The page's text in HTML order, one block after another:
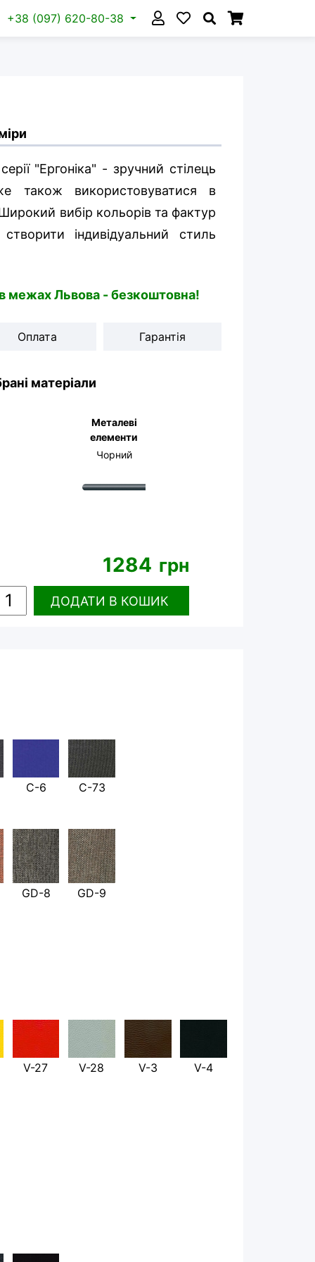
+38 (097) 620-80-38
"Ергоніка" - зручний стілець
також використовуватися в
вибір кольорів та фактур
індивідуальний стиль
межах Львова - безкоштовна!
Оплата Гарантія
матеріали
Металеві
елементи
Чорний
1284 грн
ДОДАТИ В КОШИК
С-6 С-73
GD-8 GD-9
V-27 V-28 V-3 V-4